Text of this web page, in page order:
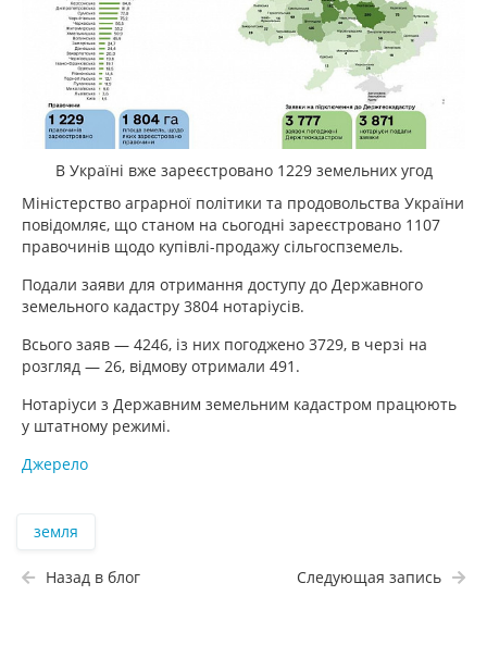
В Україні вже зареєстровано 1229 земельних угод
Міністерство аграрної політики та продовольства України
повідомляє, що станом на сьогодні зареєстровано 1107
правочинів щодо купівлі-продажу сільгоспземель.
Подали заяви для отримання доступу до Державного
земельного кадастру 3804 нотаріусів.
Всього заяв — 4246, із них погоджено 3729, в черзі на
розгляд — 26, відмову отримали 491.
Нотаріуси з Державним земельним кадастром працюють
у штатному режимі.
Джерело
земля
Назад в блог Следующая запись